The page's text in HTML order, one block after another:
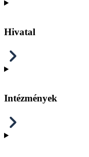
Hivatal
Intézmények